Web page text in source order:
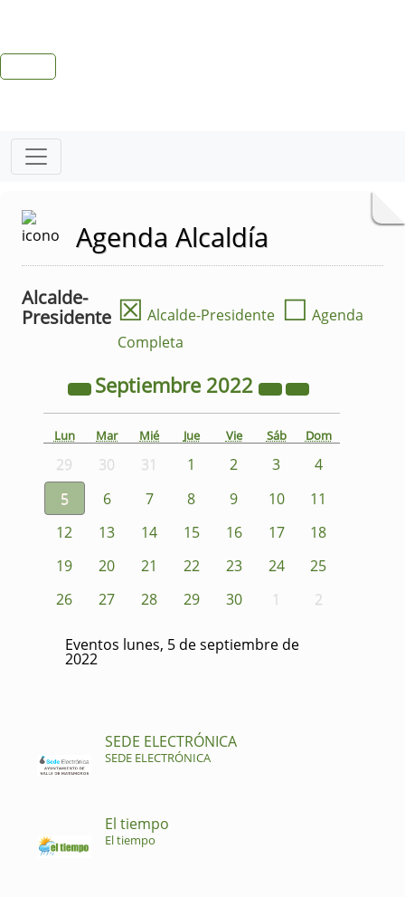
Agenda Alcaldía
Alcalde-
Presidente ☒ Alcalde-Presidente ☐ Agenda
Completa
Septiembre 2022
Lun Mar Mié Jue Vie Sáb Dom
29 30 31 1 2 3
4
5
6 7 8 9 10
11
12
13 14 15 16 17
18
19
20 21 22 23 24
25
26
27 28 29 30 1 2
Eventos lunes, 5 de septiembre de
2022
SEDE ELECTRÓNICA
SEDE ELECTRÓNICA
El tiempo
El tiempo